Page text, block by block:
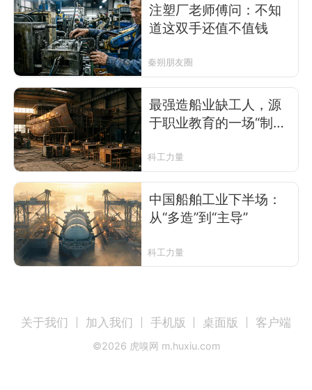
注塑厂老师傅问：不知
道这双手还值不值钱
秦朔朋友圈
最强造船业缺工人，源
于职业教育的一场“制度
科工力量
中国船舶工业下半场：
从“多造”到“主导”
科工力量
关于我们 加入我们 手机版 桌面版 客户端
©2026 虎嗅网 m.huxiu.com